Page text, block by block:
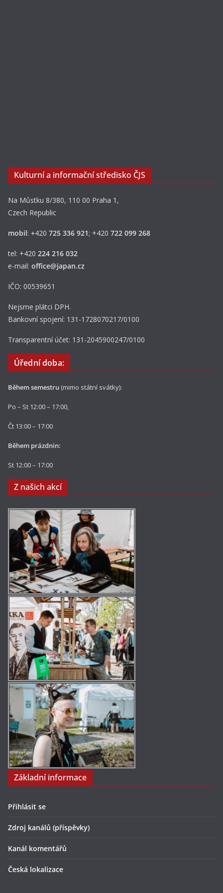
Kulturní a informační středisko ČJS
Na Můstku 8/380, 110 00 Praha 1,
Czech Republic
mobil: +420 725 336 921; +420 722 099 268
tel: +420 224 216 032
e-mail: office@japan.cz
IČO: 00539651
Nejsme plátci DPH.
Bankovní spojení: 131-1728070217/0100
Transparentní účet: 131-2045900247/0100
Úřední doba:
Během semestru (mimo státní svátky):
Po – St 12:00 – 17:00,
Čt 13:00 – 17:00
Během prázdnin:
St 12:00 – 17:00
Z našich akcí
Základní informace
Přihlásit se
Zdroj kanálů (příspěvky)
Kanál komentářů
Česká lokalizace